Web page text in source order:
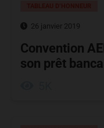
26 janvier 2019
Convention
son prêt